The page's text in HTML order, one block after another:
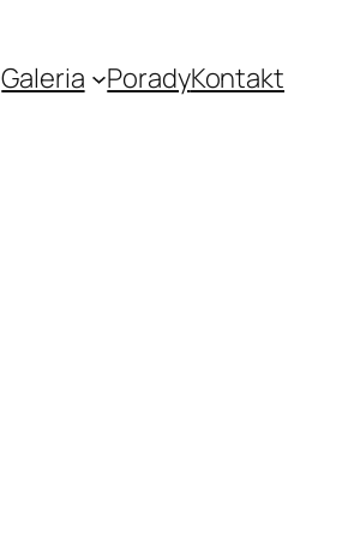
Galeria PoradyKontakt